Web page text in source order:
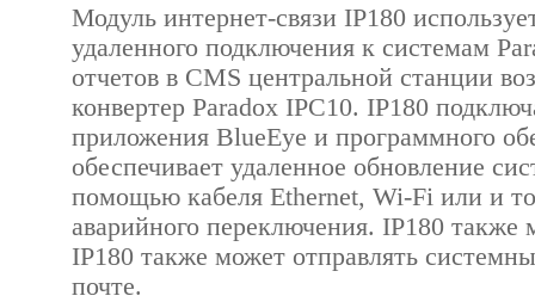
Модуль интернет-связи IP180
удаленного подключения к системам
отчетов в CMS центральной станции
конвертер Paradox IPC10. IP180
приложения BlueEye и программного
обеспечивает удаленное обновление
помощью кабеля Ethernet, Wi-Fi или и
аварийного переключения. IP180 также
IP180 также может отправлять
почте.